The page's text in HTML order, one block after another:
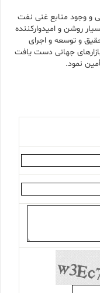
و وجود منابع غنی نفت
روشن و امیدوارکننده
و توسعه و اجرای
جهانی دست یافت
نمود.